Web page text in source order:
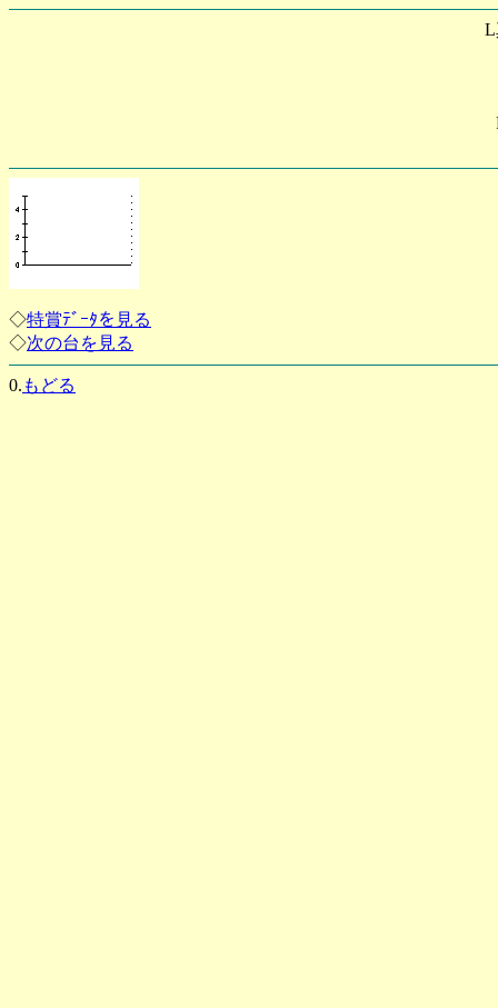
L
◇特賞ﾃﾞｰﾀを見る
◇次の台を見る
0. もどる